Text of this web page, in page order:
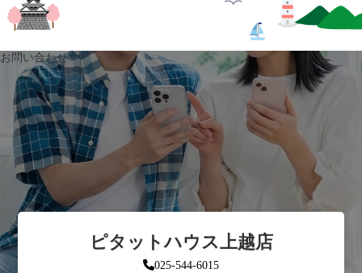
お問い合わせ
ピタットハウス上越店
025-544-6015